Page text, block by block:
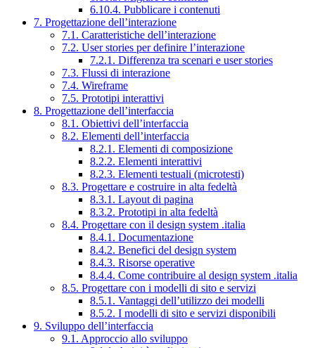
6.10.4. Pubblicare i contenuti
7. Progettazione dell’interazione
7.1. Caratteristiche dell’interazione
7.2. User stories per definire l’interazione
7.2.1. Differenza tra scenari e user stories
7.3. Flussi di interazione
7.4. Wireframe
7.5. Prototipi interattivi
8. Progettazione dell’interfaccia
8.1. Obiettivi dell’interfaccia
8.2. Elementi dell’interfaccia
8.2.1. Elementi di composizione
8.2.2. Elementi interattivi
8.2.3. Elementi testuali (microtesti)
8.3. Progettare e costruire in alta fedeltà
8.3.1. Layout di pagina
8.3.2. Prototipi in alta fedeltà
8.4. Progettare con il design system .italia
8.4.1. Documentazione
8.4.2. Benefici del design system
8.4.3. Risorse operative
8.4.4. Come contribuire al design system .italia
8.5. Progettare con i modelli di sito e servizi
8.5.1. Vantaggi dell’utilizzo dei modelli
8.5.2. I modelli di sito e servizi disponibili
9. Sviluppo dell’interfaccia
9.1. Approccio allo sviluppo